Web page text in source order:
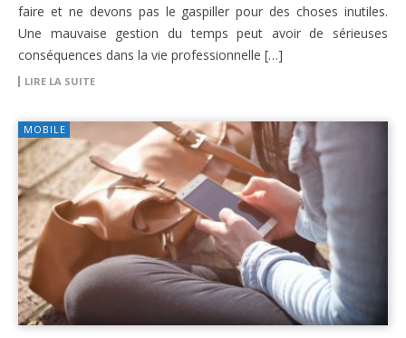
faire et ne devons pas le gaspiller pour des choses inutiles.
Une mauvaise gestion du temps peut avoir de sérieuses
conséquences dans la vie professionnelle […]
LIRE LA SUITE
MOBILE